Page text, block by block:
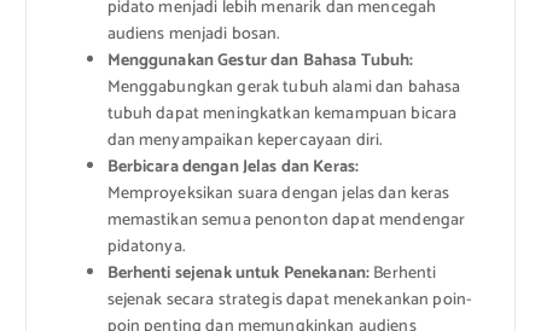
pidato menjadi lebih menarik dan mencegah
audiens menjadi bosan.
Menggunakan Gestur dan Bahasa Tubuh:
Menggabungkan gerak tubuh alami dan bahasa
tubuh dapat meningkatkan kemampuan bicara
dan menyampaikan kepercayaan diri.
Berbicara dengan Jelas dan Keras:
Memproyeksikan suara dengan jelas dan keras
memastikan semua penonton dapat mendengar
pidatonya.
Berhenti sejenak untuk Penekanan:Berhenti
sejenak secara strategis dapat menekankan poin-